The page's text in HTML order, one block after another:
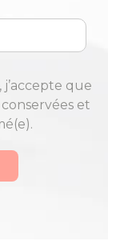
que
conservées et